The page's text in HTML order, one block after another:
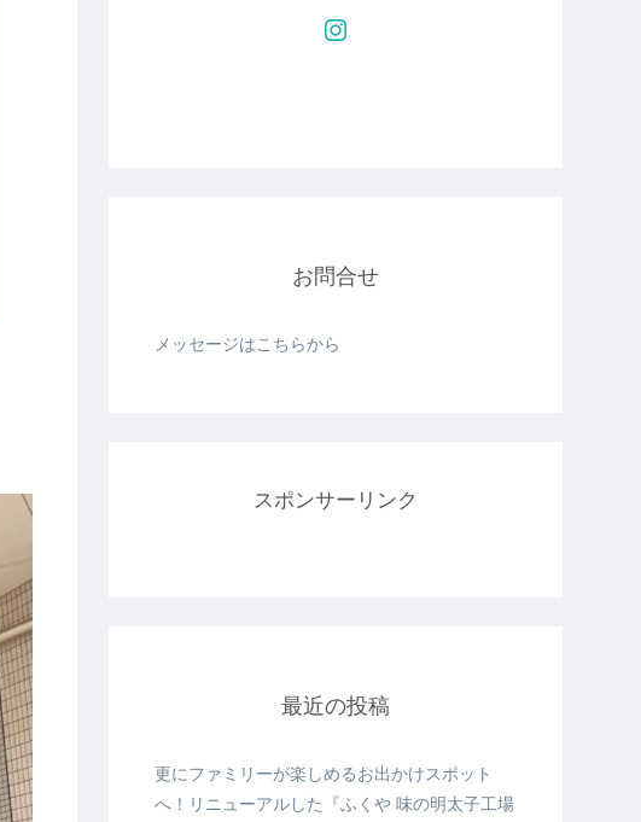
お問合せ
メッセージはこちらから
スポンサーリンク
最近の投稿
更にファミリーが楽しめるお出かけスポット
へ！リニューアルした『ふくや 味の明太子工場